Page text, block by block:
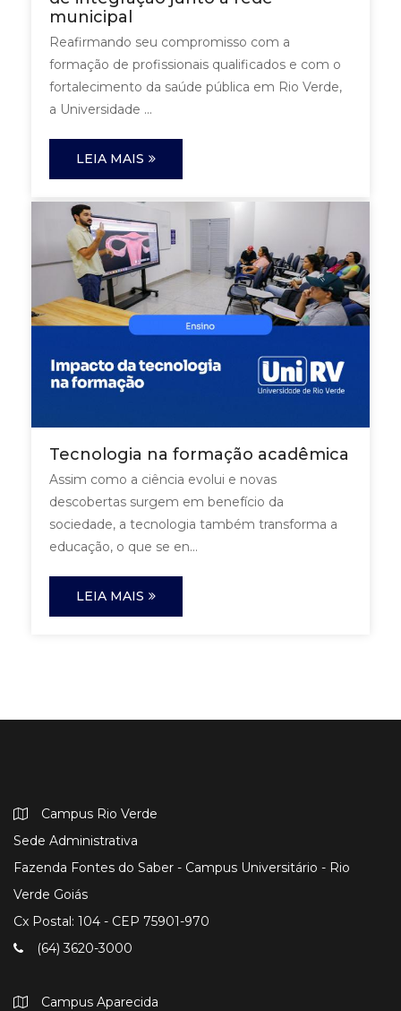
municipal
Reafirmando seu compromisso com a
formação de profissionais qualificados e com o
fortalecimento da saúde pública em Rio Verde,
a Universidade ...
LEIA MAIS
Tecnologia na formação acadêmica
Assim como a ciência evolui e novas
descobertas surgem em benefício da
sociedade, a tecnologia também transforma a
educação, o que se en...
LEIA MAIS
Campus Rio Verde
Sede Administrativa
Fazenda Fontes do Saber - Campus Universitário - Rio
Verde Goiás
Cx Postal: 104 - CEP 75901-970
(64) 3620-3000
Campus Aparecida